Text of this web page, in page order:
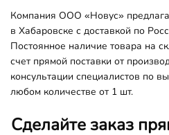
Компания ООО «Новус»
в Хабаровске с доставкой по
Постоянное наличие товара на
счет прямой поставки от
консультации специалистов по
любом количестве от 1 шт.
Сделайте заказ